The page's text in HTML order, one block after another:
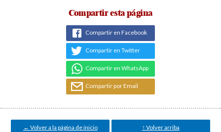
Compartir esta página
Compartir en Facebook
Compartir en Twitter
Compartir en WhatsApp
Compartir por Email
← Volver a la página de inicio ↑ Volver arriba